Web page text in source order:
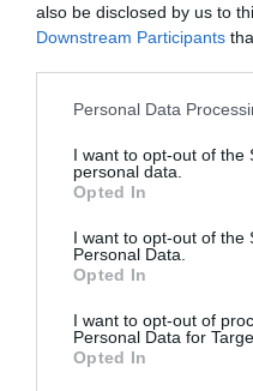
also be disclosed by us to
Downstream Participants
Personal Data
I want to opt-out of the
personal data.
Opted In
I want to opt-out of the
Personal Data.
Opted In
I want to opt-out of
Personal Data for
Opted In
E-mail
Uppskattat
Publicerat:2007-09-
Författare:
Mattsson